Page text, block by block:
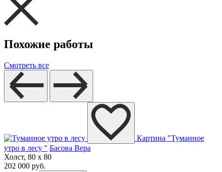
Похожие работы
Смотреть все
Картина "Туманное
утро в лесу " Басова Вера
Холст, 80 x 80
202 000 руб.